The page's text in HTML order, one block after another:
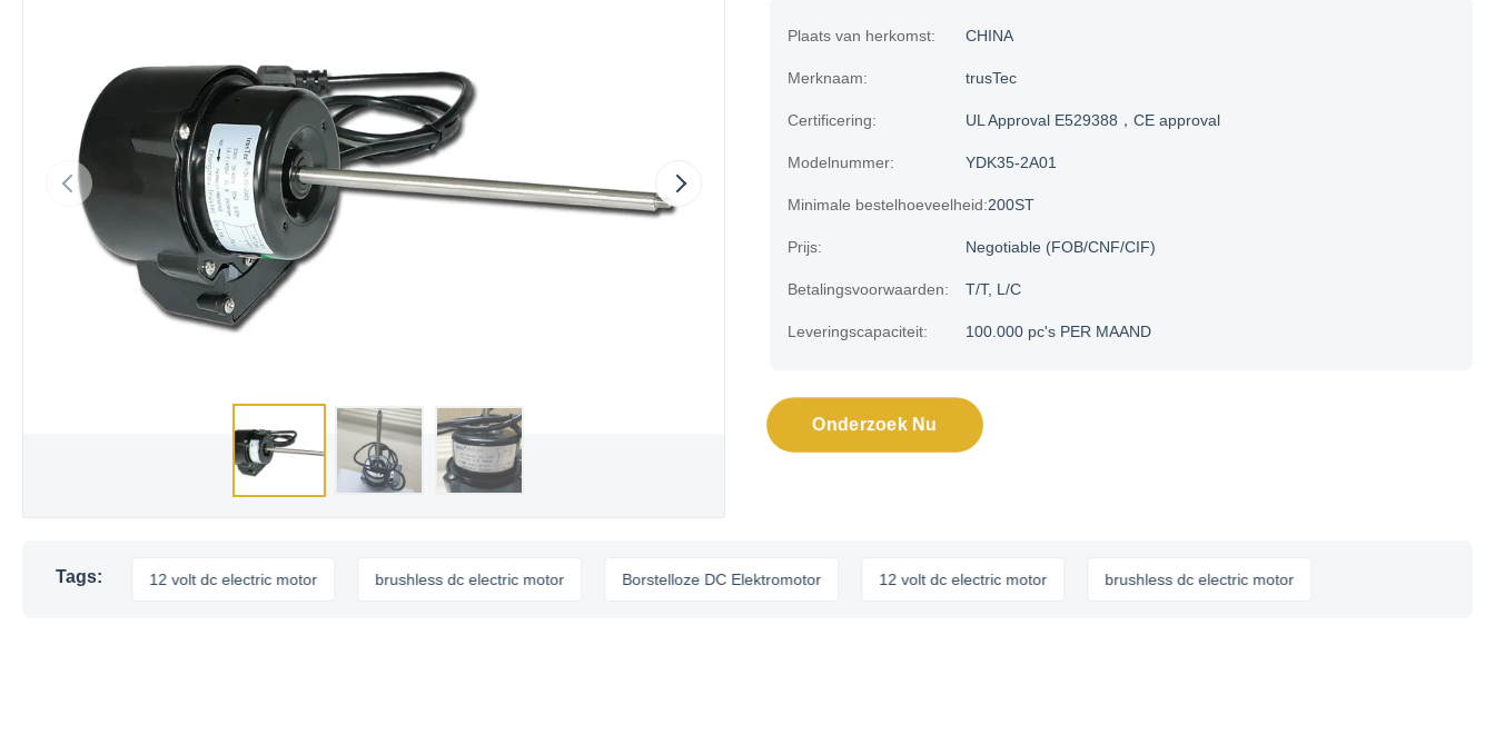
Plaats van herkomst: CHINA
Merknaam: trusTec
Certificering: UL Approval E529388，CE approval
Modelnummer: YDK35-2A01
Minimale bestelhoeveelheid:200ST
Prijs: Negotiable (FOB/CNF/CIF)
Betalingsvoorwaarden: T/T, L/C
Leveringscapaciteit: 100.000 pc's PER MAAND
Onderzoek Nu
Tags: 12 volt dc electric motor brushless dc electric motor Borstelloze DC Elektromotor 12 volt dc electric motor brushless dc electric motor